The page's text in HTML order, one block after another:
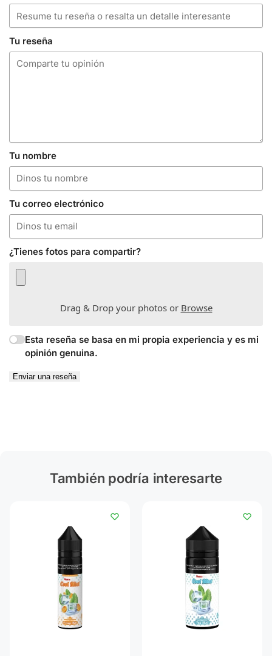
Tu reseña
Tu nombre
Tu correo electrónico
¿Tienes fotos para compartir?
Drag & Drop your photos or Browse
Esta reseña se basa en mi propia experiencia y es mi
opinión genuina.
Enviar una reseña
También podría interesarte